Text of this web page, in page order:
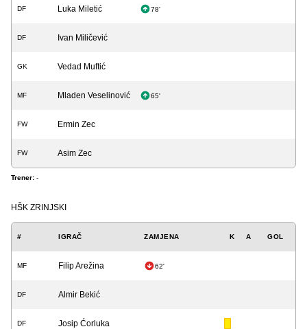
DF Luka Miletić 78'
DF Ivan Miličević
GK Vedad Muftić
MF Mladen Veselinović 65'
FW Ermin Zec
FW Asim Zec
Trener: -
HŠK ZRINJSKI
# IGRAČ ZAMJENA K A GOL
MF Filip Arežina 62'
DF Almir Bekić
DF Josip Ćorluka